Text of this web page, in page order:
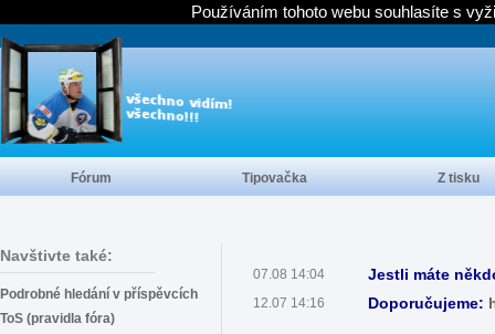
Navštivte také:
Podrobné hledání v příspěvcích
ToS (pravidla fóra)
07.08 14:04 Jestli máte
12.07 14:16 Doporučujeme:
Fórum Tipovačka Z tisku
Používáním tohoto webu souhlasíte s